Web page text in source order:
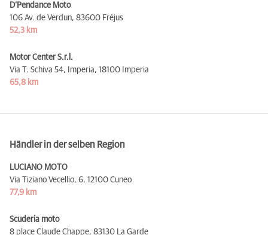
D’Pendance Moto
106 Av. de Verdun, 83600 Fréjus
52,3 km
Motor Center S.r.l.
Via T. Schiva 54, Imperia, 18100 Imperia
65,8 km
Händler in der selben Region
LUCIANO MOTO
Via Tiziano Vecellio, 6, 12100 Cuneo
77,9 km
Scuderia moto
8 place Claude Chappe, 83130 La Garde